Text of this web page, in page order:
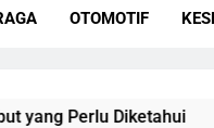
Senjata Tajam
OTOMOTIF
Diketahui